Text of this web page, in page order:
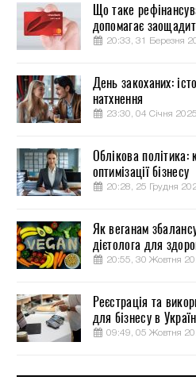
Що таке
допомагає
20:33, 31 Березня
День закоханих:
натхнення
23:30, 04 Січня 2025
Облікова політика:
оптимізації бізнесу
20:28, 25 Грудня
Як веганам
дієтолога для
20:55, 30 Жовтня
Реєстрація та
для бізнесу в
09:49, 05 Жовтня